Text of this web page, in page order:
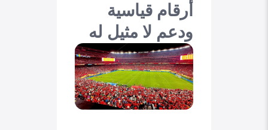
أرقام قياسية
ودعم لا مثيل له